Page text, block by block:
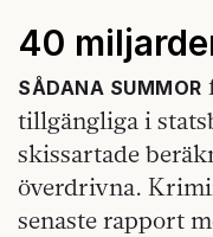
40
SÅDANA SUMMOR
tillgängliga i
skissartade
överdrivna.
senaste rapport